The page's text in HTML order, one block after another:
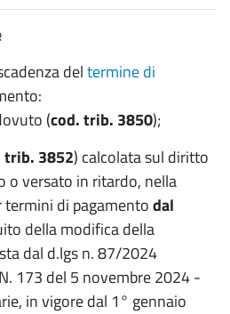
deltermine di
(cod. trib. 3850);
trib. 3852) calcolata sul diritto
o versato in ritardo, nella
termini di pagamentodal
della modifica della
dal d.lgs n. 87/2024
173 del 5 novembre 2024 -
in vigore dal 1° gennaio